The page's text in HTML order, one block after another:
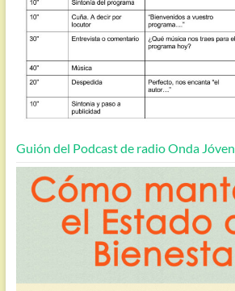
Guión del Podcast de radio Onda Jóven